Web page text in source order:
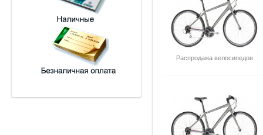
Распродажа велосипедов